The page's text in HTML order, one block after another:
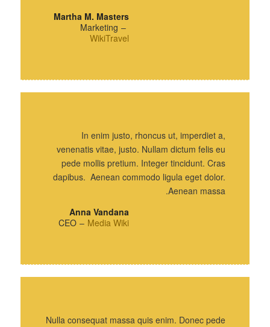
Martha M. Masters
Marketing –
WikiTravel
In enim justo, rhoncus ut, imperdiet a,
venenatis vitae, justo. Nullam dictum felis eu
pede mollis pretium. Integer tincidunt. Cras
dapibus. Aenean commodo ligula eget dolor.
Aenean massa.
Anna Vandana
CEO – Media Wiki
Nulla consequat massa quis enim. Donec pede